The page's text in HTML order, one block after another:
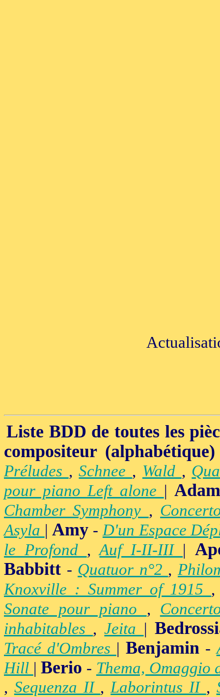
Liste BDD de toutes les
compositeur (alphabétique)
Préludes ,Schnee , Wald ,
pour piano Left alone |
Chamber Symphony ,
Asyla |Amy -D'un Espace
le Profond ,Auf I-II-III |
Babbitt - Quatuor n°2 ,
Knoxville : Summer of 1915
Sonate pour piano ,
inhabitables ,Jeita |
Tracé d'Ombres | Benjamin-
Hill |Berio - Thema, Omaggio
, Sequenza II ,Laborintus II ,